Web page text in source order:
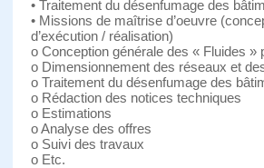
• Traitement du désenfumage des
• Missions de maîtrise d’oeuvre
d’exécution / réalisation)
o Conception générale des « Fluides »
o Dimensionnement des réseaux et
o Traitement du désenfumage des
o Rédaction des notices techniques
o Estimations
o Analyse des offres
o Suivi des travaux
o Etc.